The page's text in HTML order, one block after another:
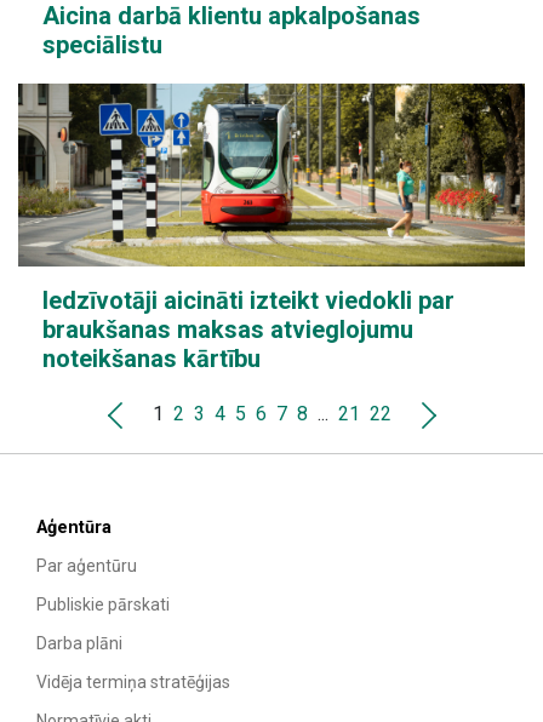
Aicina darbā klientu apkalpošanas
speciālistu
Iedzīvotāji aicināti izteikt viedokli par
braukšanas maksas atvieglojumu
noteikšanas kārtību
1 2 3 4 5 6 7 8 ... 21 22
Aģentūra
Par aģentūru
Publiskie pārskati
Darba plāni
Vidēja termiņa stratēģijas